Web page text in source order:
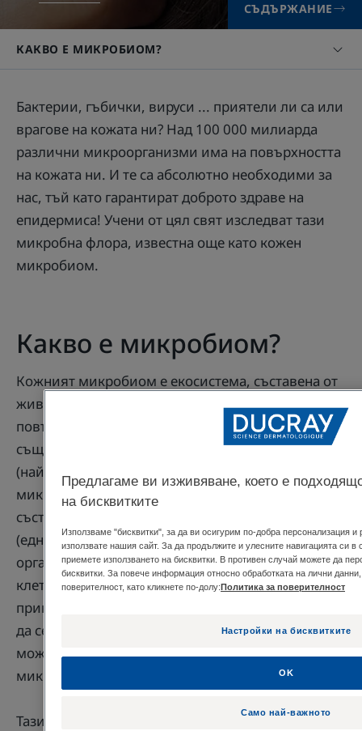
СЪДЪРЖАНИЕ
КАКВО Е МИКРОБИОМ?
Бактерии, гъбички, вируси ... приятели ли са или
врагове на кожата ни? Над 100 000 милиарда
различни микроорганизми има на повърхността
на кожата ни. И те са абсолютно необходими за
нас, тъй като гарантират доброто здраве на
епидермиса! Учени от цял свят изследват тази
микробна флора, известна още като кожен
микробиом.
Какво е микробиом?
Кожният микробиом е екосистема, съставена от
живи микроорганизми и е неразделна част от
повърхността на кожата. Балансът му е от
съществено значение за здравето на епидермиса
(най-повърхностния слой на кожата). Тези
микроорганизми са бактерии (организъм,
съставен от една клетка без ядро), гъбички
(едноклетъчна гъба) или вируси (патогенни
организми, които могат да проникнат в
клетката). Те живеят на групи и в симбиоза. По
принцип, те са безвредни, освен ако не започнат
да се размножават прекомерно, което след това
може да предизвика дисбаланс в нашия кожен
микробиом.
Тази кожна микрофлора не е еднаква по цялото
Предлагаме ви изживяване, което е
на бисквитките
Използваме "бисквитки", за да ви осигурим по-добра персонализация и
използвате нашия сайт. За да продължите и улесните навигацията си в
приемете използването на бисквитки. В противен случай можете да
бисквитки. За повече информация относно обработката на лични
поверителност, като кликнете по-долу:Политика за поверителност
Настройки на бисквитките
Само най-важното
OK